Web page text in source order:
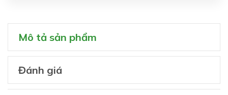
Mô tả sản phẩm
Đánh giá